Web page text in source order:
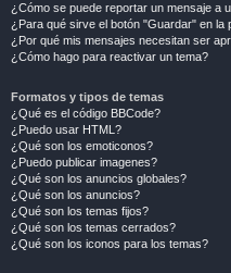
¿Cómo se puede reportar un mensaje a
¿Para qué sirve el botón "Guardar" en la
¿Por qué mis mensajes necesitan ser
¿Cómo hago para reactivar un tema?
Formatos y tipos de temas
¿Qué es el código BBCode?
¿Puedo usar HTML?
¿Qué son los emoticonos?
¿Puedo publicar imagenes?
¿Qué son los anuncios globales?
¿Qué son los anuncios?
¿Qué son los temas fijos?
¿Qué son los temas cerrados?
¿Qué son los iconos para los temas?